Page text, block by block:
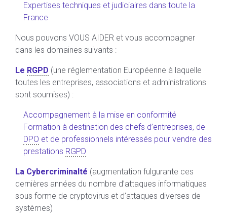
Expertises techniques et judiciaires dans toute la
France
Nous pouvons VOUS AIDER et vous accompagner
dans les domaines suivants :
Le RGPD (une réglementation Européenne à laquelle
toutes les entreprises, associations et administrations
sont soumises) :
Accompagnement à la mise en conformité
Formation à destination des chefs d’entreprises, de
DPO et de professionnels intéressés pour vendre des
prestations RGPD
La Cybercriminalté (augmentation fulgurante ces
dernières années du nombre d’attaques informatiques
sous forme de cryptovirus et d’attaques diverses de
systèmes)